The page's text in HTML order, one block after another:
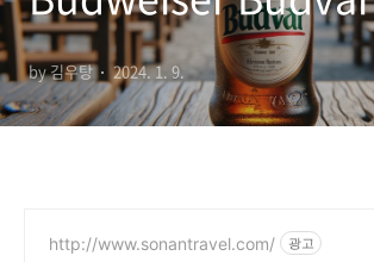
by 김우탕 2024. 1. 9.
http://www.sonantravel.com/ 광고